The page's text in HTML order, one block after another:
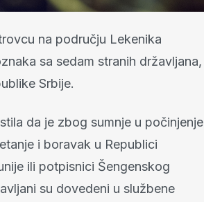
na području Lekenika
sa sedam stranih državljana,
Srbije.
da je zbog sumnje u počinjenje
i boravak u Republici
ili potpisnici Šengenskog
su dovedeni u službene